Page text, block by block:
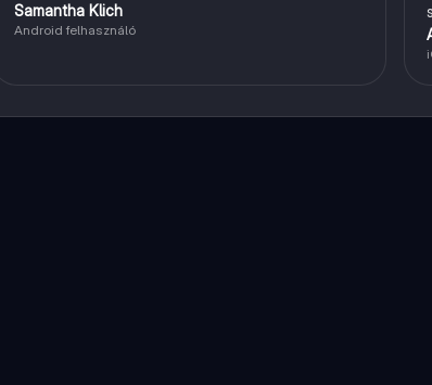
Samantha Klich
Android felhasználó